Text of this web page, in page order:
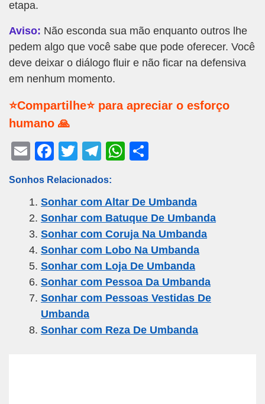
etapa.
Aviso: Não esconda sua mão enquanto outros lhe
pedem algo que você sabe que pode oferecer. Você
deve deixar o diálogo fluir e não ficar na defensiva
em nenhum momento.
⭐Compartilhe⭐ para apreciar o esforço
humano 🙏
E
ail
F
c
e
b
o
o
k
T
tt
er
T
e
gr
a
m
W
s
A
p
p
e
Sonhos Relacionados:
Sonhar com Altar De Umbanda
Sonhar com Batuque De Umbanda
Sonhar com Coruja Na Umbanda
Sonhar com Lobo Na Umbanda
Sonhar com Loja De Umbanda
Sonhar com Pessoa Da Umbanda
Sonhar com Pessoas Vestidas De
Umbanda
Sonhar com Reza De Umbanda